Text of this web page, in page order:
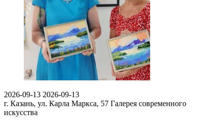
2026-09-13 2026-09-13
г. Казань, ул. Карла Маркса, 57 Галерея современного
искусства